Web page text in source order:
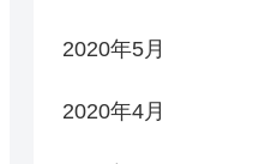
2020年5月
2020年4月